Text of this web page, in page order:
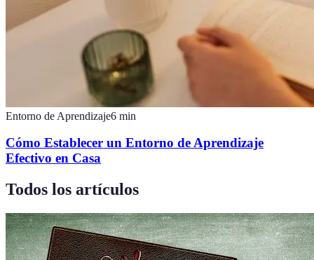
Entorno de Aprendizaje6 min
Cómo Establecer un Entorno de Aprendizaje
Efectivo en Casa
Todos los artículos